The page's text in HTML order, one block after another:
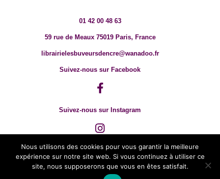
01 42 00 48 63
59 rue de Meaux 75019 Paris, France
librairielesbuveursdencre@wanadoo.fr
Suivez-nous sur Facebook
Suivez-nous sur Instagram
Nous utilisons des cookies pour vous garantir la meilleure
expérience sur notre site web. Si vous continuez à utiliser ce
site, nous supposerons que vous en êtes satisfait.